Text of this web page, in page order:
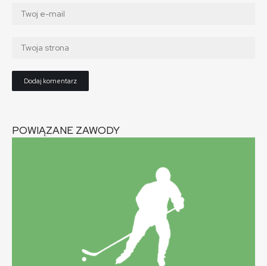
POWIĄZANE ZAWODY